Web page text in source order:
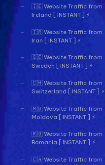
🇮🇪 Website Traffic from
Ireland [ INSTANT ] ⚡
🇮🇷 Website Traffic from
Iran [ INSTANT ] ⚡
🇸🇪 Website Traffic from
Sweden [ INSTANT ] ⚡
🇨🇭 Website Traffic from
Switzerland [ INSTANT ] ⚡
🇲🇩 Website Traffic from
Moldova [ INSTANT ] ⚡
🇷🇴 Website Traffic from
Romania [ INSTANT ] ⚡
🇨🇦 Website Traffic from